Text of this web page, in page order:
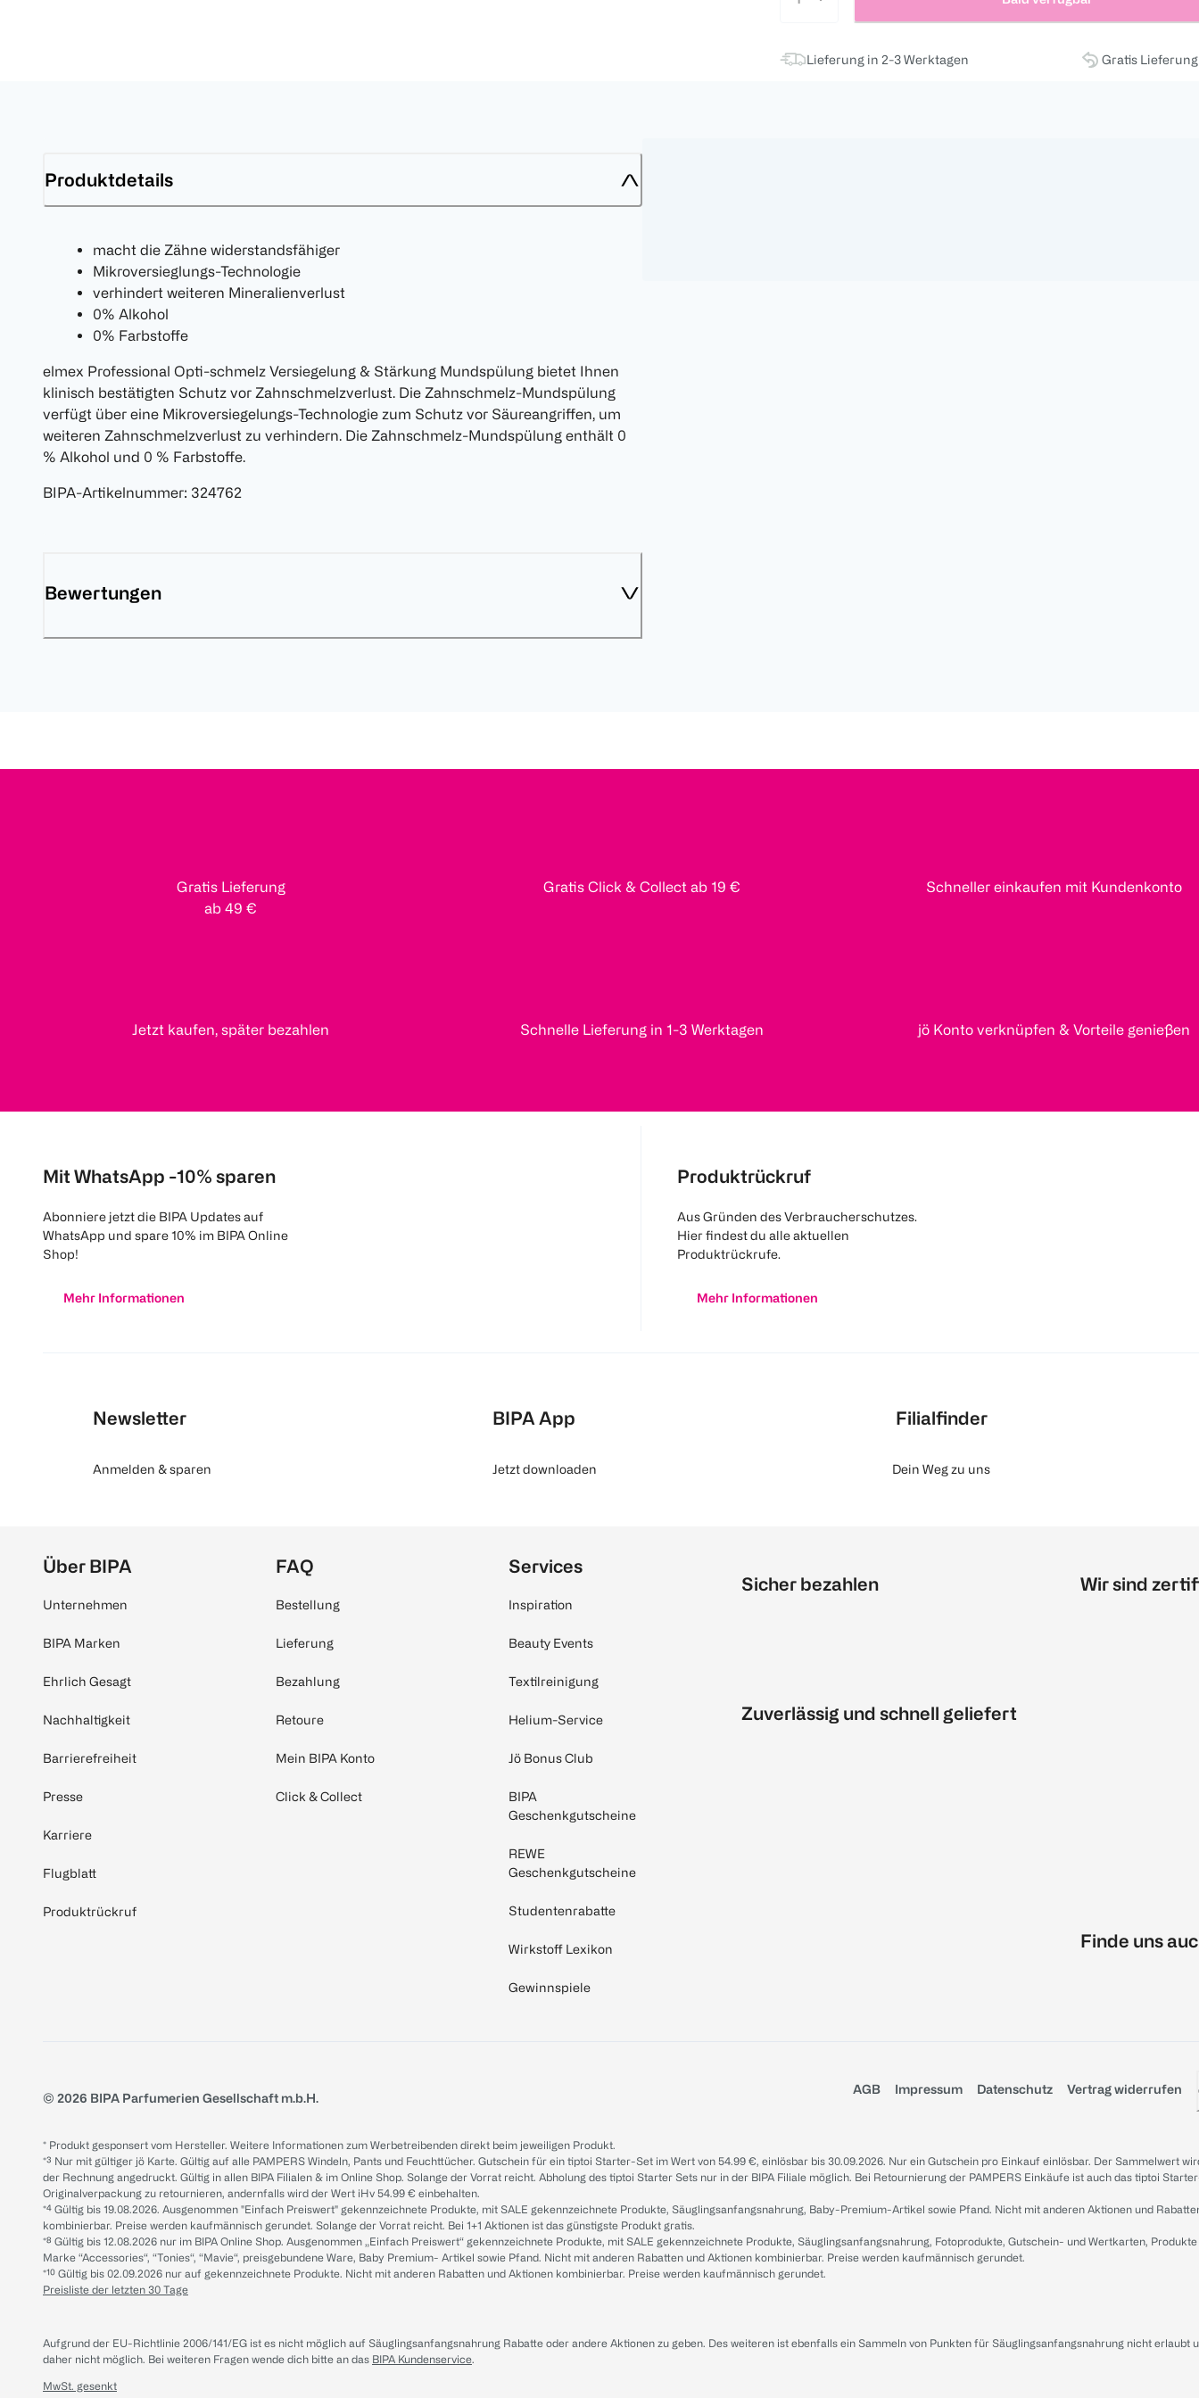
Lieferung in 2-3 Werktagen Gratis
Produktdetails
macht die Zähne widerstandsfähiger
Mikroversieglungs-Technologie
verhindert weiteren Mineralienverlust
0% Alkohol
0% Farbstoffe
elmex Professional Opti-schmelz Versiegelung & Stärkung Mundspülung bietet Ihnen
klinisch bestätigten Schutz vor Zahnschmelzverlust. Die Zahnschmelz-Mundspülung
verfügt über eine Mikroversiegelungs-Technologie zum Schutz vor Säureangriffen, um
weiteren Zahnschmelzverlust zu verhindern. Die Zahnschmelz-Mundspülung enthält 0
% Alkohol und 0 % Farbstoffe.
BIPA-Artikelnummer: 324762
Bewertungen
Gratis Lieferung
ab 49 €
Gratis Click & Collect ab 19 € Schneller einkaufen mit Kundenkonto
Jetzt kaufen, später bezahlen Schnelle Lieferung in 1-3 Werktagen jö Konto verknüpfen & Vorteile genießen
Mit WhatsApp -10% sparen
Abonniere jetzt die BIPA Updates auf
WhatsApp und spare 10% im BIPA Online
Shop!
Mehr Informationen
Produktrückruf
Aus Gründen des Verbraucherschutzes.
Hier findest du alle aktuellen
Produktrückrufe.
Mehr Informationen
Newsletter
Anmelden & sparen
BIPA App
Jetzt downloaden
Filialfinder
Dein Weg zu uns
Über BIPA
Unternehmen
BIPA Marken
Ehrlich Gesagt
Nachhaltigkeit
Barrierefreiheit
Presse
Karriere
Flugblatt
Produktrückruf
FAQ
Bestellung
Lieferung
Bezahlung
Retoure
Mein BIPA Konto
Click & Collect
Services
Inspiration
Beauty Events
Textilreinigung
Helium-Service
Jö Bonus Club
BIPA
Geschenkgutscheine
REWE
Geschenkgutscheine
Studentenrabatte
Wirkstoff Lexikon
Gewinnspiele
Sicher bezahlen
Zuverlässig und schnell geliefert
Wir sind
Finde uns
© 2026 BIPA Parfumerien Gesellschaft m.b.H.
AGB Impressum Datenschutz Vertrag widerrufen
* Produkt gesponsert vom Hersteller. Weitere Informationen zum Werbetreibenden direkt beim jeweiligen Produkt.
*³ Nur mit gültiger jö Karte. Gültig auf alle PAMPERS Windeln, Pants und Feuchttücher. Gutschein für ein tiptoi Starter-Set im Wert von 54.99 €, einlösbar bis 30.09.2026. Nur ein Gutschein pro Einkauf einlösbar. Der Sammelwert
der Rechnung angedruckt. Gültig in allen BIPA Filialen & im Online Shop. Solange der Vorrat reicht. Abholung des tiptoi Starter Sets nur in der BIPA Filiale möglich. Bei Retournierung der PAMPERS Einkäufe ist auch das tiptoi
Originalverpackung zu retournieren, andernfalls wird der Wert iHv 54.99 € einbehalten.
*⁴ Gültig bis 19.08.2026. Ausgenommen "Einfach Preiswert" gekennzeichnete Produkte, mit SALE gekennzeichnete Produkte, Säuglingsanfangsnahrung, Baby-Premium-Artikel sowie Pfand. Nicht mit anderen Aktionen und
kombinierbar. Preise werden kaufmännisch gerundet. Solange der Vorrat reicht. Bei 1+1 Aktionen ist das günstigste Produkt gratis.
*⁸ Gültig bis 12.08.2026 nur im BIPA Online Shop. Ausgenommen „Einfach Preiswert“ gekennzeichnete Produkte, mit SALE gekennzeichnete Produkte, Säuglingsanfangsnahrung, Fotoprodukte, Gutschein- und Wertkarten,
Marke “Accessories“, “Tonies“, “Mavie“, preisgebundene Ware, Baby Premium- Artikel sowie Pfand. Nicht mit anderen Rabatten und Aktionen kombinierbar. Preise werden kaufmännisch gerundet.
*¹⁰ Gültig bis 02.09.2026 nur auf gekennzeichnete Produkte. Nicht mit anderen Rabatten und Aktionen kombinierbar. Preise werden kaufmännisch gerundet.
Preisliste der letzten 30 Tage
Aufgrund der EU-Richtlinie 2006/141/EG ist es nicht möglich auf Säuglingsanfangsnahrung Rabatte oder andere Aktionen zu geben. Des weiteren ist ebenfalls ein Sammeln von Punkten für Säuglingsanfangsnahrung nicht erlaubt
daher nicht möglich. Bei weiteren Fragen wende dich bitte an das BIPA Kundenservice.
MwSt. gesenkt